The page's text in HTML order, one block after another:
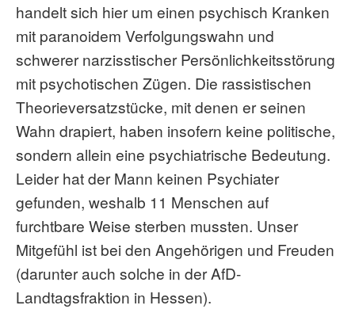
handelt sich hier um einen psychisch Kranken
mit paranoidem Verfolgungswahn und
schwerer narzisstischer Persönlichkeitsstörung
mit psychotischen Zügen. Die rassistischen
Theorieversatzstücke, mit denen er seinen
Wahn drapiert, haben insofern keine politische,
sondern allein eine psychiatrische Bedeutung.
Leider hat der Mann keinen Psychiater
gefunden, weshalb 11 Menschen auf
furchtbare Weise sterben mussten. Unser
Mitgefühl ist bei den Angehörigen und Freuden
(darunter auch solche in der AfD-
Landtagsfraktion in Hessen).